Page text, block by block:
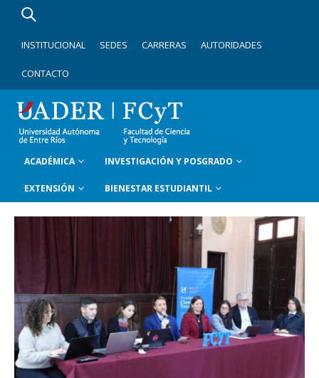
INSTITUCIONAL SEDES CARRERAS AUTORIDADES
CONTACTO
ACADÉMICA INVESTIGACIÓN Y POSGRADO
EXTENSIÓN BIENESTAR ESTUDIANTIL